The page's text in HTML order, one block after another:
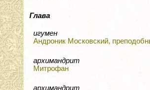
Глава
игумен
Андроник Московский,
архимандрит
Митрофан
архимандрит